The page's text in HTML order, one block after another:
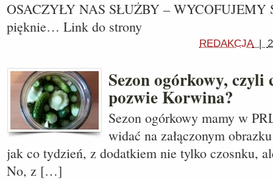
OSACZYŁY NAS SŁUŻBY – WYCOFUJEMY
pięknie… Link do strony
REDAKCJA|
Sezon ogórkowy,
pozwie Korwina?
Sezon ogórkowy mamy w
widać na załączonym
jak co tydzień, z dodatkiem nie tylko czosnku,
No, z […]